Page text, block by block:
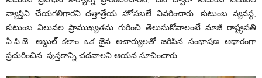
వ్యాప్తిని చేయగలిగారని దత్తాత్రేయ హోసబలే వివరించారు. కుటుంబ వ్యవస్థ,
కుటుంబ విలువల ప్రాముఖ్యతను గురించి తెలుసుకోవాలంటే మాజీ రాష్ట్రపతి
ఏ.పి.జె. అబ్దుల్ కలాం ఒక జైన ఆచార్యులతో జరిపిన సంభాషణ ఆధారంగా
ప్రచురించిన పుస్తకాన్ని చదవాలని ఆయన సూచించారు.